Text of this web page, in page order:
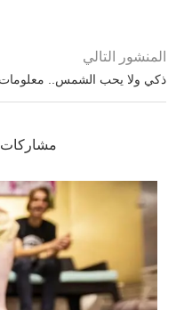
المنشور التالي
ذكي ولا يحب الشمس..